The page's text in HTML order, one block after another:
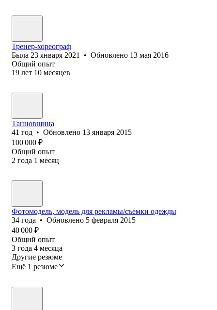
Тренер-хореограф
Была 23 января 2021 • Обновлено 13 мая 2016
Общий опыт
19 лет 10 месяцев
Танцовщица
41 год • Обновлено 13 января 2015
100 000 ₽
Общий опыт
2 года 1 месяц
Фотомодель, модель для рекламы/съемки одежды
34 года • Обновлено 5 февраля 2015
40 000 ₽
Общий опыт
3 года 4 месяца
Другие резюме
Ещё 1 резюме